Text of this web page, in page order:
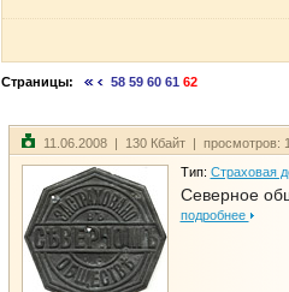
Страницы: 58 59 60 61 62
11.06.2008 | 130 Кбайт | просмотров:
Тип: Страховая
Северное
подробнее